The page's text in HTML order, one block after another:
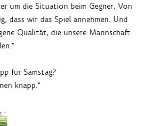
um die Situation beim Gegner. Von
dass wir das Spiel annehmen. Und
Qualität, die unsere Mannschaft
für Samstag?
knapp."